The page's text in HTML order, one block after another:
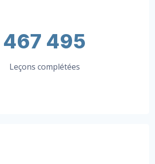
467 495
Leçons complétées